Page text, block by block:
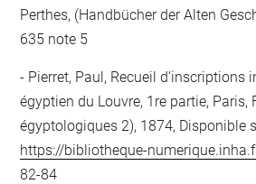
Perthes, (Handbücher der Alten
635 note 5
Pierret, Paul, Recueil d’inscriptions
égyptien du Louvre, 1re partie, Paris,
égyptologiques 2), 1874, Disponible
https://bibliotheque-
82-84